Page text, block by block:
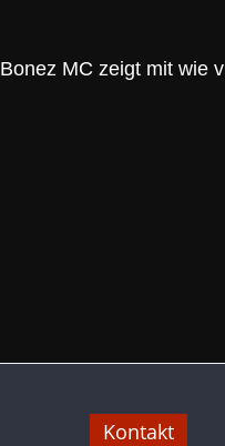
Bonez MC zeigt mit wie
Kontakt